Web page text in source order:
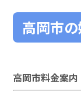
高岡市
高岡市料金案内